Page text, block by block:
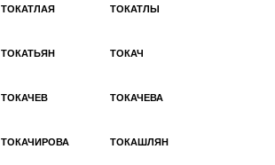
ТОКАТЛАЯ ТОКАТЛЫ
ТОКАТЬЯН ТОКАЧ
ТОКАЧЕВ ТОКАЧЕВА
ТОКАЧИРОВА ТОКАШЛЯН